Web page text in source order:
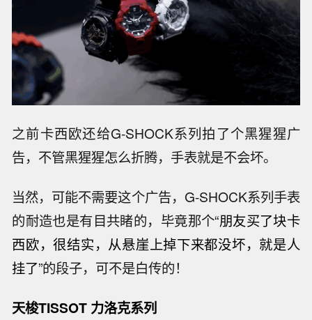
之前卡西欧还给G-SHOCK系列拍了个黑猩猩广
告，不管黑猩猩怎么折腾，手表就是不会坏。
当然，可能不需要这个广告，G-SHOCK系列手表
的耐造也是有目共睹的，毕竟那个“朋友买了块卡
西欧，很结实，从悬崖上掉下来都没坏，就是人
挂了”的段子，可不是白传的！
天梭TISSOT 力洛克系列